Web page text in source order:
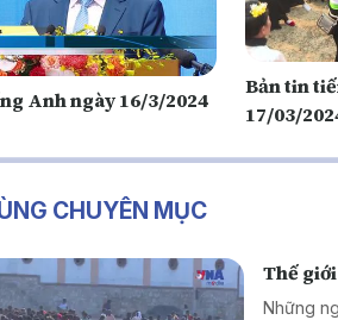
Anh ngày 16/3/2024
Bản tin
17/03/
CHUYÊN MỤC
Thế
Những